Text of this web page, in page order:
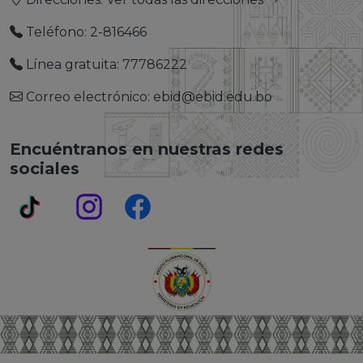
Teléfono: 2-816466
Línea gratuita: 77786222
Correo electrónico: ebid@ebid.edu.bo
Encuéntranos en nuestras redes
sociales